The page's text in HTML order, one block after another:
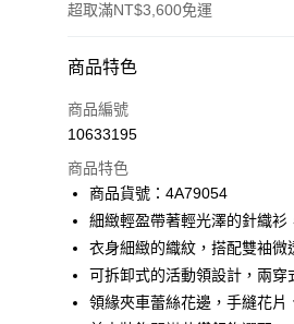
超取滿NT$3,600免運
付款方式
信用卡一次付款
3 期 0 利率 每期
合作金庫商業銀行
華南商業銀行
國泰世華商業銀行
臺灣中小企業銀行
超商取貨付款
Apple Pay
商品特色
商品編號
10633195
商品特色
商品貨號：4A79054
細緻輕盈帶著輕光澤的針織
衣身細緻的織紋，搭配雙袖
可拆卸式的活動領設計，兩穿
領緣夾車蕾絲花邊，手縫花